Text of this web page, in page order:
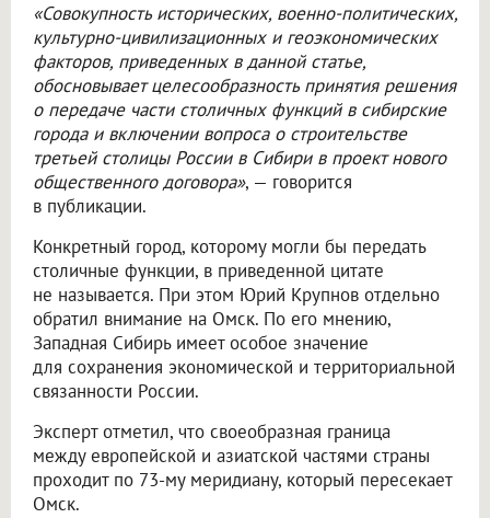
«Совокупность исторических, военно-политических,
культурно-цивилизационных и геоэкономических
факторов, приведенных в данной статье,
обосновывает целесообразность принятия решения
о передаче части столичных функций в сибирские
города и включении вопроса о строительстве
третьей столицы России в Сибири в проект нового
общественного договора», — говорится
в публикации.
Конкретный город, которому могли бы передать
столичные функции, в приведенной цитате
не называется. При этом Юрий Крупнов отдельно
обратил внимание на Омск. По его мнению,
Западная Сибирь имеет особое значение
для сохранения экономической и территориальной
связанности России.
Эксперт отметил, что своеобразная граница
между европейской и азиатской частями страны
проходит по 73-му меридиану, который пересекает
Омск.